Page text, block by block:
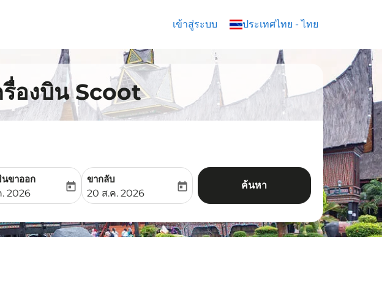
เข้าสู่ระบบ ประเทศไทย - ไทย
keyboard_arrow_down
รื่องบิน Scoot
นขาออก
departure-date-aria-label
. 2026
today
ขากลับ
fc-booking-return-date-aria-label
20 ส.ค. 2026
today ค้นหา